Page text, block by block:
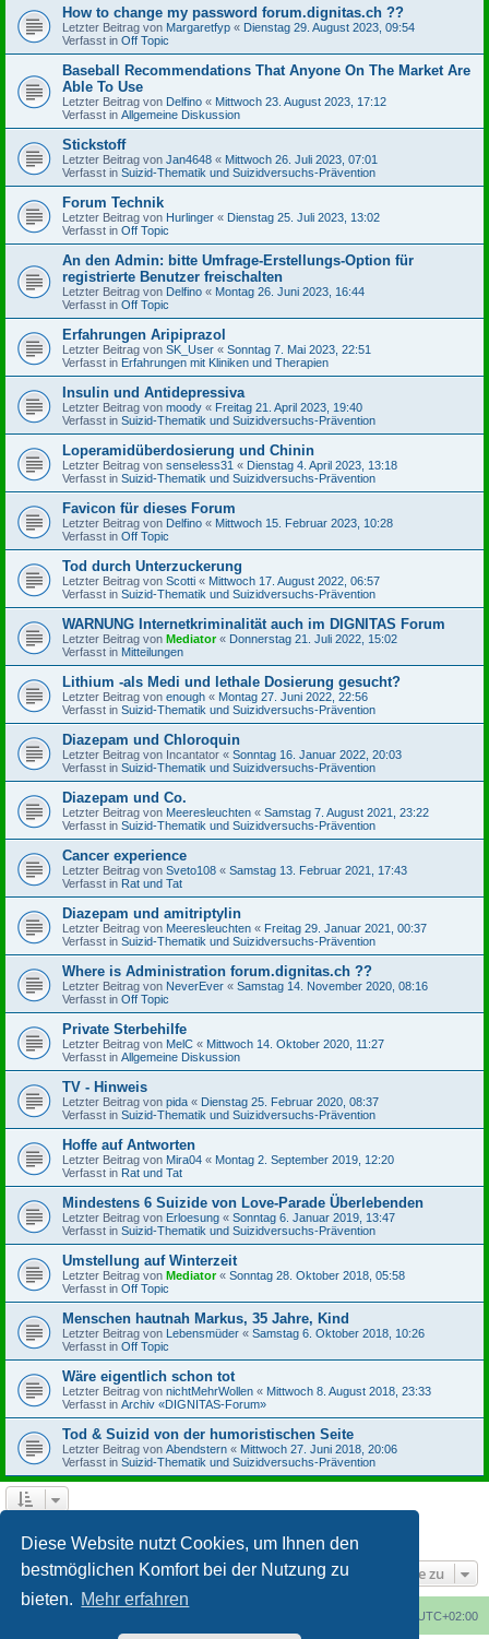
Diese Website nutzt Cookies, um Ihnen den
bestmöglichen Komfort bei der Nutzung zu
bieten. Mehr erfahren
How to change my password forum.dignitas.ch ??
Letzter Beitrag von Margaretfyp « Dienstag 29. August 2023, 09:54
Verfasst in Off Topic
Baseball Recommendations That Anyone On The Market Are
Able To Use
Letzter Beitrag von Delfino « Mittwoch 23. August 2023, 17:12
Verfasst in Allgemeine Diskussion
Stickstoff
Letzter Beitrag von Jan4648 « Mittwoch 26. Juli 2023, 07:01
Verfasst in Suizid-Thematik und Suizidversuchs-Prävention
Forum Technik
Letzter Beitrag von Hurlinger « Dienstag 25. Juli 2023, 13:02
Verfasst in Off Topic
An den Admin: bitte Umfrage-Erstellungs-Option für
registrierte Benutzer freischalten
Letzter Beitrag von Delfino « Montag 26. Juni 2023, 16:44
Verfasst in Off Topic
Erfahrungen Aripiprazol
Letzter Beitrag von SK_User « Sonntag 7. Mai 2023, 22:51
Verfasst in Erfahrungen mit Kliniken und Therapien
Insulin und Antidepressiva
Letzter Beitrag von moody « Freitag 21. April 2023, 19:40
Verfasst in Suizid-Thematik und Suizidversuchs-Prävention
Loperamidüberdosierung und Chinin
Letzter Beitrag von senseless31 « Dienstag 4. April 2023, 13:18
Verfasst in Suizid-Thematik und Suizidversuchs-Prävention
Favicon für dieses Forum
Letzter Beitrag von Delfino « Mittwoch 15. Februar 2023, 10:28
Verfasst in Off Topic
Tod durch Unterzuckerung
Letzter Beitrag von Scotti « Mittwoch 17. August 2022, 06:57
Verfasst in Suizid-Thematik und Suizidversuchs-Prävention
WARNUNG Internetkriminalität auch im DIGNITAS Forum
Letzter Beitrag von Mediator« Donnerstag 21. Juli 2022, 15:02
Verfasst in Mitteilungen
Lithium -als Medi und lethale Dosierung gesucht?
Letzter Beitrag von enough « Montag 27. Juni 2022, 22:56
Verfasst in Suizid-Thematik und Suizidversuchs-Prävention
Diazepam und Chloroquin
Letzter Beitrag von Incantator « Sonntag 16. Januar 2022, 20:03
Verfasst in Suizid-Thematik und Suizidversuchs-Prävention
Diazepam und Co.
Letzter Beitrag von Meeresleuchten « Samstag 7. August 2021, 23:22
Verfasst in Suizid-Thematik und Suizidversuchs-Prävention
Cancer experience
Letzter Beitrag von Sveto108 « Samstag 13. Februar 2021, 17:43
Verfasst in Rat und Tat
Diazepam und amitriptylin
Letzter Beitrag von Meeresleuchten « Freitag 29. Januar 2021, 00:37
Verfasst in Suizid-Thematik und Suizidversuchs-Prävention
Where is Administration forum.dignitas.ch ??
Letzter Beitrag von NeverEver « Samstag 14. November 2020, 08:16
Verfasst in Off Topic
Private Sterbehilfe
Letzter Beitrag von MelC « Mittwoch 14. Oktober 2020, 11:27
Verfasst in Allgemeine Diskussion
TV - Hinweis
Letzter Beitrag von pida « Dienstag 25. Februar 2020, 08:37
Verfasst in Suizid-Thematik und Suizidversuchs-Prävention
Hoffe auf Antworten
Letzter Beitrag von Mira04 « Montag 2. September 2019, 12:20
Verfasst in Rat und Tat
Mindestens 6 Suizide von Love-Parade Überlebenden
Letzter Beitrag von Erloesung « Sonntag 6. Januar 2019, 13:47
Verfasst in Suizid-Thematik und Suizidversuchs-Prävention
Umstellung auf Winterzeit
Letzter Beitrag von Mediator« Sonntag 28. Oktober 2018, 05:58
Verfasst in Off Topic
Menschen hautnah Markus, 35 Jahre, Kind
Letzter Beitrag von Lebensmüder « Samstag 6. Oktober 2018, 10:26
Verfasst in Off Topic
Wäre eigentlich schon tot
Letzter Beitrag von nichtMehrWollen « Mittwoch 8. August 2018, 23:33
Verfasst in Archiv «DIGNITAS-Forum»
Tod & Suizid von der humoristischen Seite
Letzter Beitrag von Abendstern « Mittwoch 27. Juni 2018, 20:06
Verfasst in Suizid-Thematik und Suizidversuchs-Prävention
Gehe zu
UTC+02:00